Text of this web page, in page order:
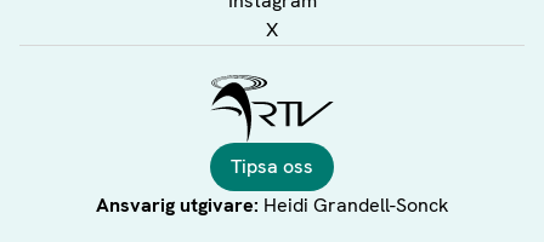
X
Tipsa oss
Ansvarig utgivare: Heidi Grandell-Sonck